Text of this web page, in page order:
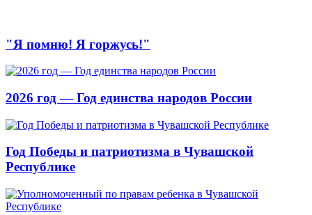
"Я помню! Я горжусь!"
2026 год — Год единства народов России
Год Победы и патриотизма в Чувашской
Республике